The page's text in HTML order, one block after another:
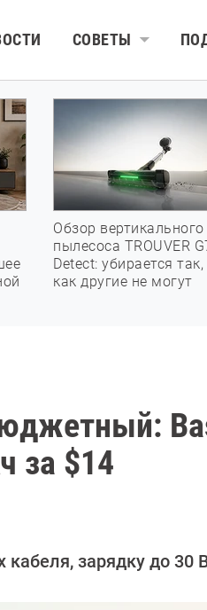
СОВЕТЫ
Обзор вертикального
пылесоса TROUVER
Detect: убирается так,
как другие не могут
за $14
зарядку до 30